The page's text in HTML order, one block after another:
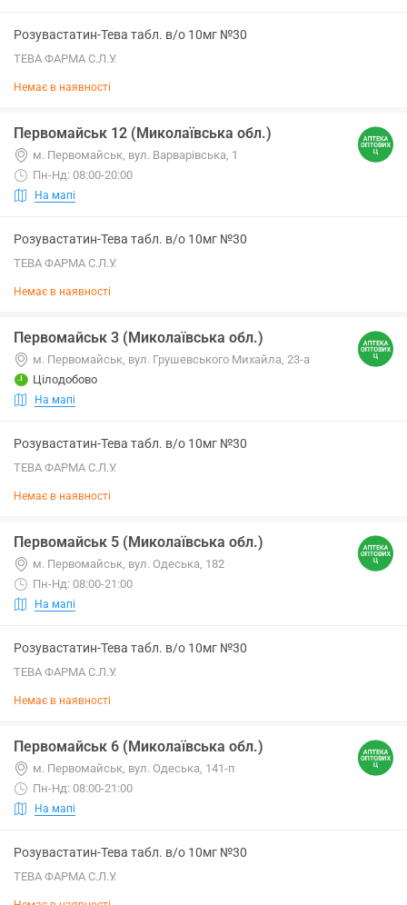
Розувастатин-Тева табл. в/о 10мг №30
ТЕВА ФАРМА С.Л.У.
Немає в наявності
Первомайськ 12 (Миколаївська обл.)
м. Первомайськ, вул. Варварівська, 1
Пн-Нд: 08:00-20:00
На мапі
Розувастатин-Тева табл. в/о 10мг №30
ТЕВА ФАРМА С.Л.У.
Немає в наявності
Первомайськ 3 (Миколаївська обл.)
м. Первомайськ, вул. Грушевського Михайла, 23-а
Цілодобово
На мапі
Розувастатин-Тева табл. в/о 10мг №30
ТЕВА ФАРМА С.Л.У.
Немає в наявності
Первомайськ 5 (Миколаївська обл.)
м. Первомайськ, вул. Одеська, 182
Пн-Нд: 08:00-21:00
На мапі
Розувастатин-Тева табл. в/о 10мг №30
ТЕВА ФАРМА С.Л.У.
Немає в наявності
Первомайськ 6 (Миколаївська обл.)
м. Первомайськ, вул. Одеська, 141-п
Пн-Нд: 08:00-21:00
На мапі
Розувастатин-Тева табл. в/о 10мг №30
ТЕВА ФАРМА С.Л.У.